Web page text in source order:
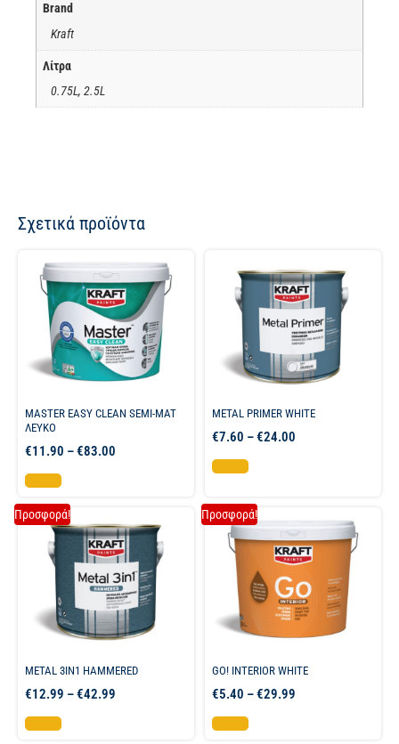
Brand
Kraft
Λίτρα
0.75L, 2.5L
Σχετικά προϊόντα
MASTER EASY CLEAN SEMI-MAT
ΛΕΥΚΟ
€11.90 –€83.00
Επιλογή
METAL PRIMER WHITE
€7.60 –€24.00
Επιλογή
Προσφορά!
METAL 3IN1 HAMMERED
€12.99 –€42.99
Επιλογή
Προσφορά!
GO! INTERIOR WHITE
€5.40 –€29.99
Επιλογή